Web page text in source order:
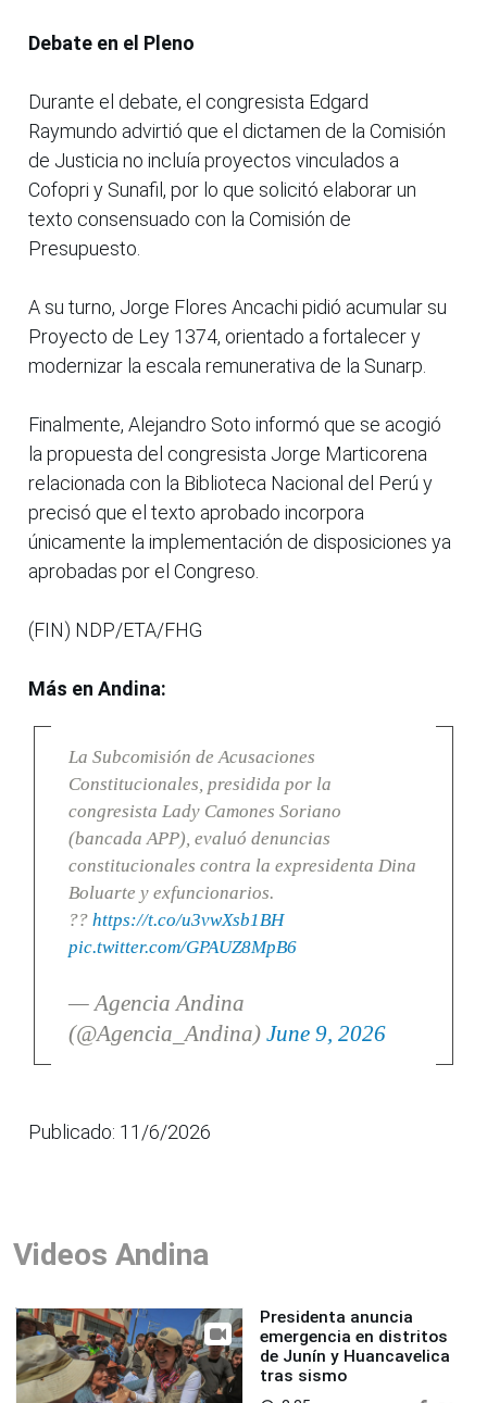
Debate en el Pleno
Durante el debate, el congresista Edgard
Raymundo advirtió que el dictamen de la Comisión
de Justicia no incluía proyectos vinculados a
Cofopri y Sunafil, por lo que solicitó elaborar un
texto consensuado con la Comisión de
Presupuesto.
A su turno, Jorge Flores Ancachi pidió acumular su
Proyecto de Ley 1374, orientado a fortalecer y
modernizar la escala remunerativa de la Sunarp.
Finalmente, Alejandro Soto informó que se acogió
la propuesta del congresista Jorge Marticorena
relacionada con la Biblioteca Nacional del Perú y
precisó que el texto aprobado incorpora
únicamente la implementación de disposiciones ya
aprobadas por el Congreso.
(FIN) NDP/ETA/FHG
Más en Andina:
La Subcomisión de Acusaciones
Constitucionales, presidida por la
congresista Lady Camones Soriano
(bancada APP), evaluó denuncias
constitucionales contra la expresidenta Dina
Boluarte y exfuncionarios.
?? https://t.co/u3vwXsb1BH
pic.twitter.com/GPAUZ8MpB6
— Agencia Andina
(@Agencia_Andina) June 9, 2026
Publicado: 11/6/2026
Videos Andina
Presidenta anuncia
emergencia en distritos
de Junín y Huancavelica
tras sismo